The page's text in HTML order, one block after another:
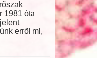
1981 óta
erről mi,